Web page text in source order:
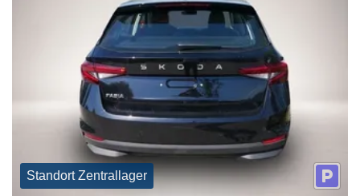
Standort Zentrallager